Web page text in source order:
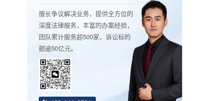
擅长争议解决业务，提供全方位的
深度法律服务，丰富的办案经验，
团队累计服务超500家，诉讼标的
额逾50亿元。